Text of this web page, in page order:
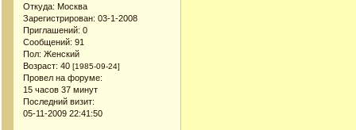
Откуда: Москва
Зарегистрирован: 03-1-2008
Приглашений: 0
Сообщений: 91
Пол: Женский
Возраст: 40 [1985-09-24]
Провел на форуме:
15 часов 37 минут
Последний визит:
05-11-2009 22:41:50